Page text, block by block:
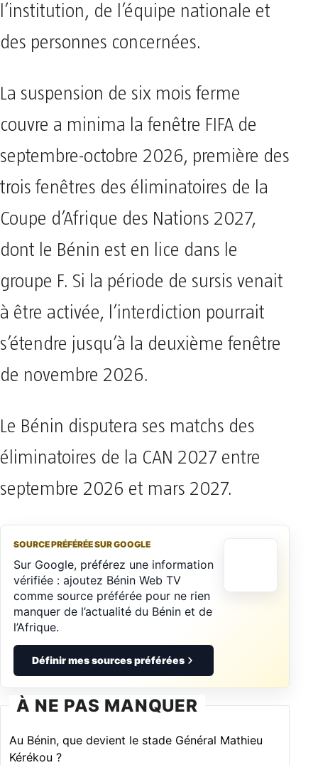
l’institution, de l’équipe nationale et
des personnes concernées.
La suspension de six mois ferme
couvre a minima la fenêtre FIFA de
septembre-octobre 2026, première des
trois fenêtres des éliminatoires de la
Coupe d’Afrique des Nations 2027,
dont le Bénin est en lice dans le
groupe F. Si la période de sursis venait
à être activée, l’interdiction pourrait
s’étendre jusqu’à la deuxième fenêtre
de novembre 2026.
Le Bénin disputera ses matchs des
éliminatoires de la CAN 2027 entre
septembre 2026 et mars 2027.
SOURCE PRÉFÉRÉE SUR GOOGLE
Sur Google, préférez une information
vérifiée : ajoutez Bénin Web TV
comme source préférée pour ne rien
manquer de l’actualité du Bénin et de
l’Afrique.
Définir mes sources préférées
À NE PAS MANQUER
Au Bénin, que devient le stade Général Mathieu
Kérékou ?